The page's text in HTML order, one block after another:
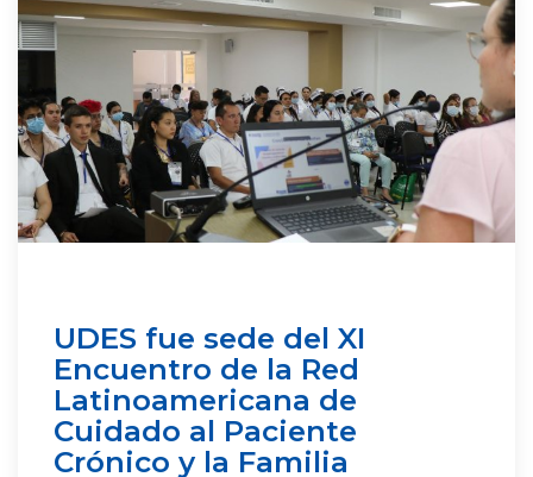
UDES fue sede del XI
Encuentro de la Red
Latinoamericana de
Cuidado al Paciente
Crónico y la Familia